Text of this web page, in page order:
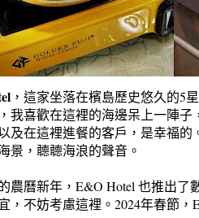
，這家坐落在檳島歷史悠久的5
我喜歡在這裡的海邊呆上一陣子
及在這裡進餐的客戶，是幸福
景，聼聼海浪的聲音。
農曆新年，E&O Hotel 也推出
，不妨考慮這裡。2024年春節，